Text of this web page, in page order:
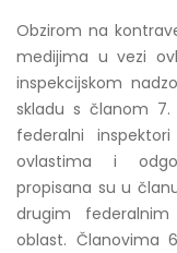
Obzirom na
medijima u vezi
inspekcijskom
skladu s članom 7.
federalni
ovlastima i
propisana su u
drugim
oblast. Članovima